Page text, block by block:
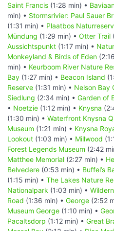
Saint Francis (1:28 min) •
min) • Stormsrivier: Paul Sauer
(1:31 min) • Plaatbos
Mündung (1:29 min) • Otter Trail
Aussichtspunkt (1:17 min) •
Monkeyland & Birds of Eden
min) • Keurboom River Nature
Bay (1:27 min) • Beacon Island
Reserve (1:31 min) • Nelson Bay
Siedlung (2:34 min) • Garden of
• Noetzie (1:12 min) • Knysna
(1:30 min) • Waterfront Knysna
Museum (1:21 min) • Knysna
Lookout (1:03 min) • Millwood
Forest Legends Museum (2:42
Matthee Memorial (2:27 min) •
Belvedere (0:53 min) • Buffel’s
(1:15 min) • The Lakes Nature
Nationalpark (1:03 min) •
Road (1:36 min) • George (2:52
Museum George (1:10 min) •
Pacaltsdorp (1:12 min) • Great